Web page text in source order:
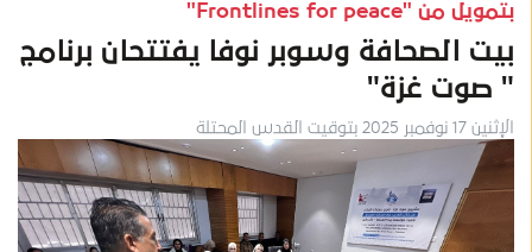
بتمويل من "Frontlines for peace"
بيت الصحافة وسوبر نوفا يفتتحان برنامج
" صوت غزة"
الإثنين 17 نوفمبر 2025 بتوقيت القدس المحتلة